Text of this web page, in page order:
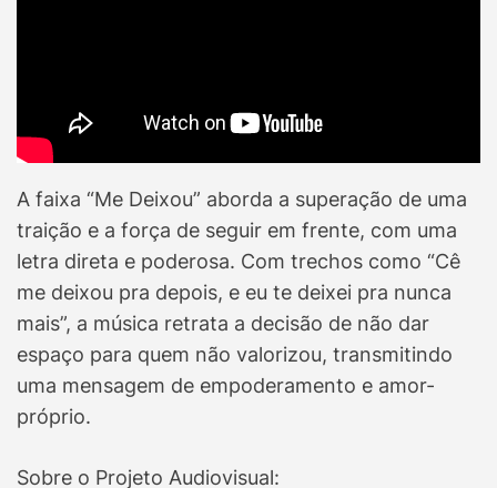
A faixa “Me Deixou” aborda a superação de uma
traição e a força de seguir em frente, com uma
letra direta e poderosa. Com trechos como “Cê
me deixou pra depois, e eu te deixei pra nunca
mais”, a música retrata a decisão de não dar
espaço para quem não valorizou, transmitindo
uma mensagem de empoderamento e amor-
próprio.
Sobre o Projeto Audiovisual: